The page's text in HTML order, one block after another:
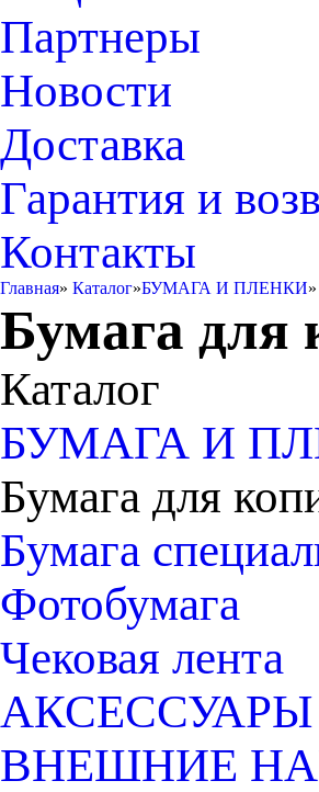
Партнеры
Новости
Доставка
Гарантия и
Контакты
Главная» Каталог»БУМАГА И ПЛЕНКИ»
Бумага для
Каталог
БУМАГА И
Бумага для
Бумага
Фотобумага
Чековая лента
АКСЕССУАРЫ
ВНЕШНИЕ